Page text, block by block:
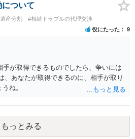
ついて
産分割 #相続トラブルの代理交渉
役にたった 9
手が取得できるものでしたら、争いには
、あなたが取得できるのに、相手が取り
ね。
もっとみる